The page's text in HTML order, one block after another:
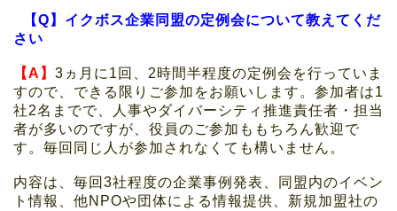
【Q】イクボス企業同盟の定例会について教えてくだ
さい
【A】 3ヵ月に1回、2時間半程度の定例会を行っていま
すので、できる限りご参加をお願いします。参加者は1
社2名までで、人事やダイバーシティ推進責任者・担当
者が多いのですが、役員のご参加ももちろん歓迎で
す。毎回同じ人が参加されなくても構いません。
内容は、毎回3社程度の企業事例発表、同盟内のイベン
ト情報、他NPOや団体による情報提供、新規加盟社の